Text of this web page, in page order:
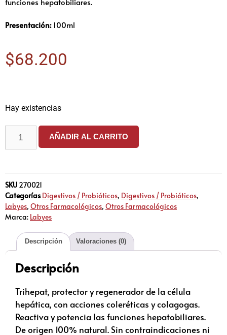
Presentación:100ml
$68.200
Hay existencias
AÑADIR AL CARRITO
SKU 270021
Categorías Digestivos / Probióticos, Digestivos / Probióticos,
Labyes, Otros Farmacológicos, Otros Farmacológicos
Marca: Labyes
Descripción Valoraciones (0)
Descripción
Trihepat, protector y regenerador de la célula
hepática, con acciones coleréticas y colagogas.
Reactiva y potencia las funciones hepatobiliares.
De origen 100% natural. Sin contraindicaciones ni